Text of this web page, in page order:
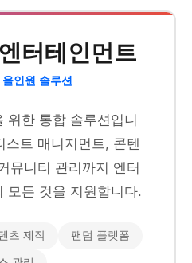
터테인먼트
인원 솔루션
위한 통합 솔루션입니
스트 매니지먼트, 콘텐
뮤니티 관리까지 엔터
모든 것을 지원합니다.
츠 제작 팬덤 플랫폼